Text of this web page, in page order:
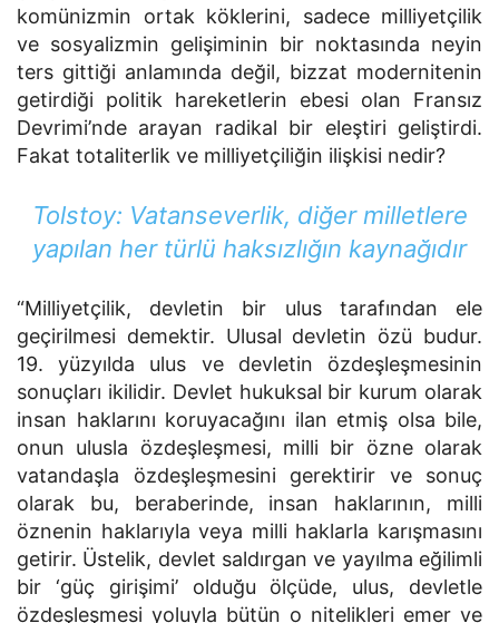
komünizmin ortak köklerini, sadece milliyetçilik
ve sosyalizmin gelişiminin bir noktasında neyin
ters gittiği anlamında değil, bizzat modernitenin
getirdiği politik hareketlerin ebesi olan Fransız
Devrimi’nde arayan radikal bir eleştiri geliştirdi.
Fakat totaliterlik ve milliyetçiliğin ilişkisi nedir?
Tolstoy: Vatanseverlik, diğer milletlere
yapılan her türlü haksızlığın kaynağıdır
“Milliyetçilik, devletin bir ulus tarafından ele
geçirilmesi demektir. Ulusal devletin özü budur.
19. yüzyılda ulus ve devletin özdeşleşmesinin
sonuçları ikilidir. Devlet hukuksal bir kurum olarak
insan haklarını koruyacağını ilan etmiş olsa bile,
onun ulusla özdeşleşmesi, milli bir özne olarak
vatandaşla özdeşleşmesini gerektirir ve sonuç
olarak bu, beraberinde, insan haklarının, milli
öznenin haklarıyla veya milli haklarla karışmasını
getirir. Üstelik, devlet saldırgan ve yayılma eğilimli
bir ‘güç girişimi’ olduğu ölçüde, ulus, devletle
özdeşleşmesi yoluyla bütün o nitelikleri emer ve